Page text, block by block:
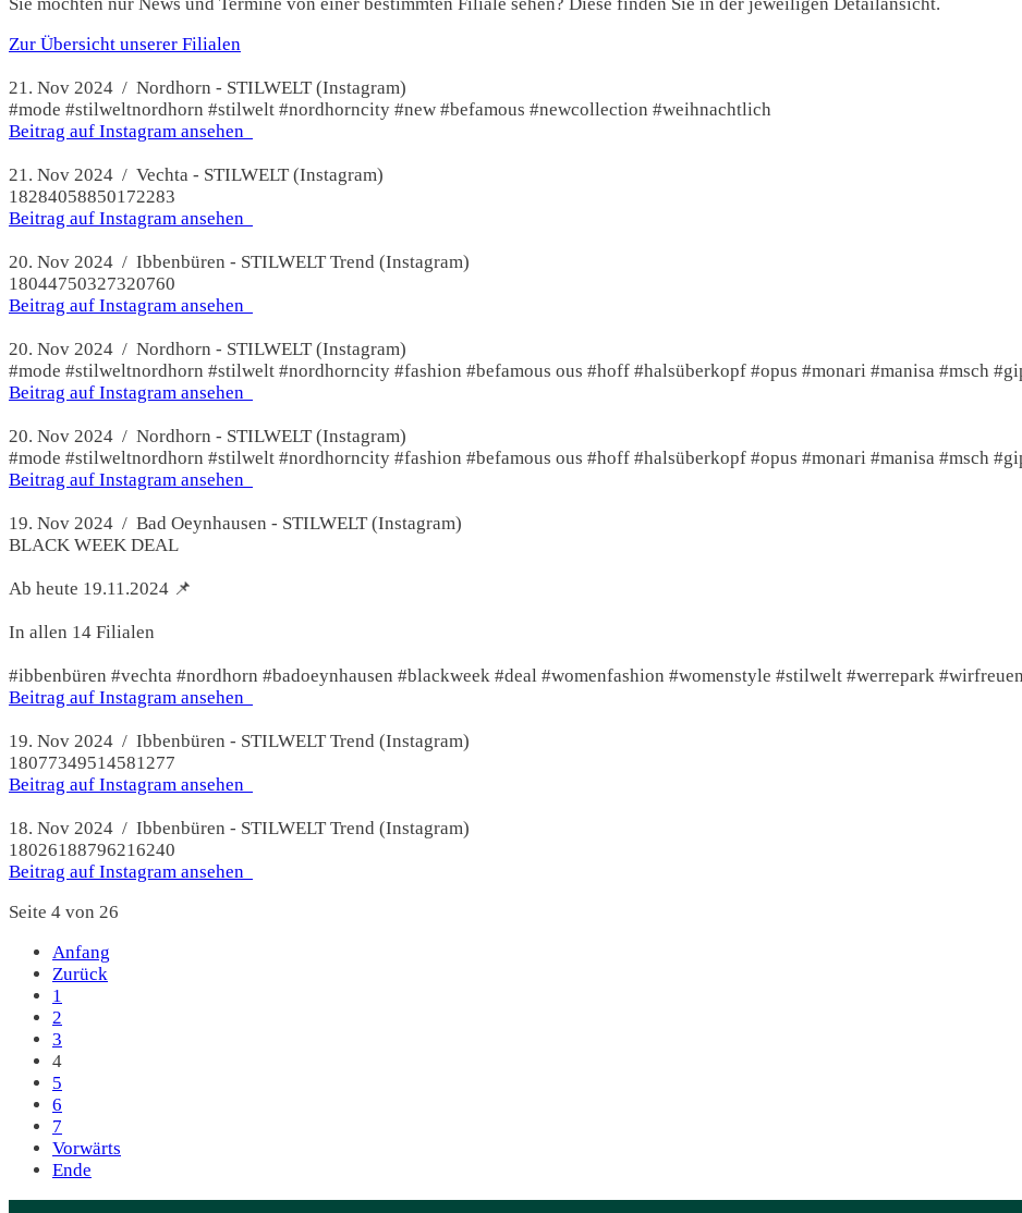
Zur Übersicht unserer Filialen
21. Nov 2024 / Nordhorn - STILWELT (Instagram)
#mode #stilweltnordhorn #stilwelt #nordhorncity #new #befamous #newcollection #weihnachtlich
Beitrag auf Instagram ansehen
21. Nov 2024 / Vechta - STILWELT (Instagram)
18284058850172283
Beitrag auf Instagram ansehen
20. Nov 2024 / Ibbenbüren - STILWELT Trend (Instagram)
18044750327320760
Beitrag auf Instagram ansehen
20. Nov 2024 / Nordhorn - STILWELT (Instagram)
#mode #stilweltnordhorn #stilwelt #nordhorncity #fashion #befamous ous #hoff #halsüberkopf #opus #monari #manisa #msch
Beitrag auf Instagram ansehen
20. Nov 2024 / Nordhorn - STILWELT (Instagram)
#mode #stilweltnordhorn #stilwelt #nordhorncity #fashion #befamous ous #hoff #halsüberkopf #opus #monari #manisa #msch
Beitrag auf Instagram ansehen
19. Nov 2024 / Bad Oeynhausen - STILWELT (Instagram)
BLACK WEEK DEAL
Ab heute 19.11.2024 📌
In allen 14 Filialen
#ibbenbüren #vechta #nordhorn #badoeynhausen #blackweek #deal #womenfashion #womenstyle #stilwelt #werrepark
Beitrag auf Instagram ansehen
19. Nov 2024 / Ibbenbüren - STILWELT Trend (Instagram)
18077349514581277
Beitrag auf Instagram ansehen
18. Nov 2024 / Ibbenbüren - STILWELT Trend (Instagram)
18026188796216240
Beitrag auf Instagram ansehen
Seite 4 von 26
Anfang
Zurück
1
2
3
4
5
6
7
Vorwärts
Ende